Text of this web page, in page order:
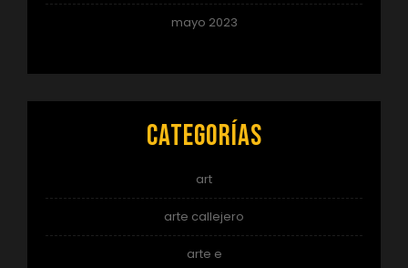
mayo 2023
Categorías
art
arte callejero
arte e